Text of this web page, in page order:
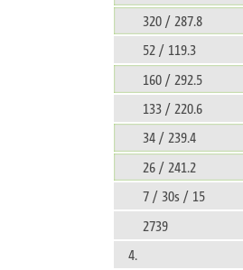
320 / 287.8
52 / 119.3
160 / 292.5
133 / 220.6
34 / 239.4
26 / 241.2
7 / 30s / 15
2739
4.